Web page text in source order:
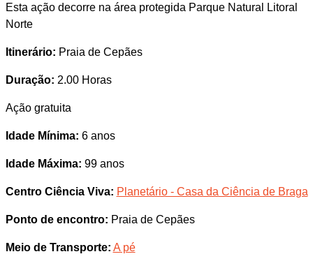
Esta ação decorre na área protegida Parque Natural Litoral
Norte
Itinerário: Praia de Cepães
Duração: 2.00 Horas
Ação gratuita
Idade Mínima: 6 anos
Idade Máxima: 99 anos
Centro Ciência Viva: Planetário - Casa da Ciência de Braga
Ponto de encontro: Praia de Cepães
Meio de Transporte: A pé